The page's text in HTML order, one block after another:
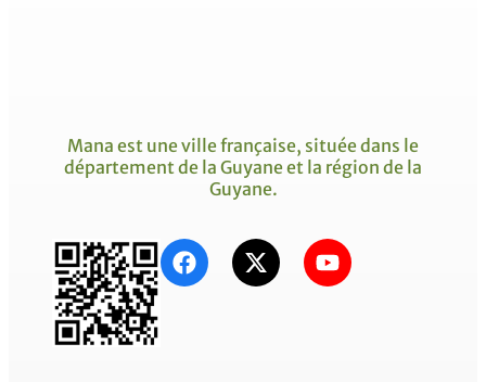
Mana est une ville française, située dans le
département de la Guyane et la région de la
Guyane.